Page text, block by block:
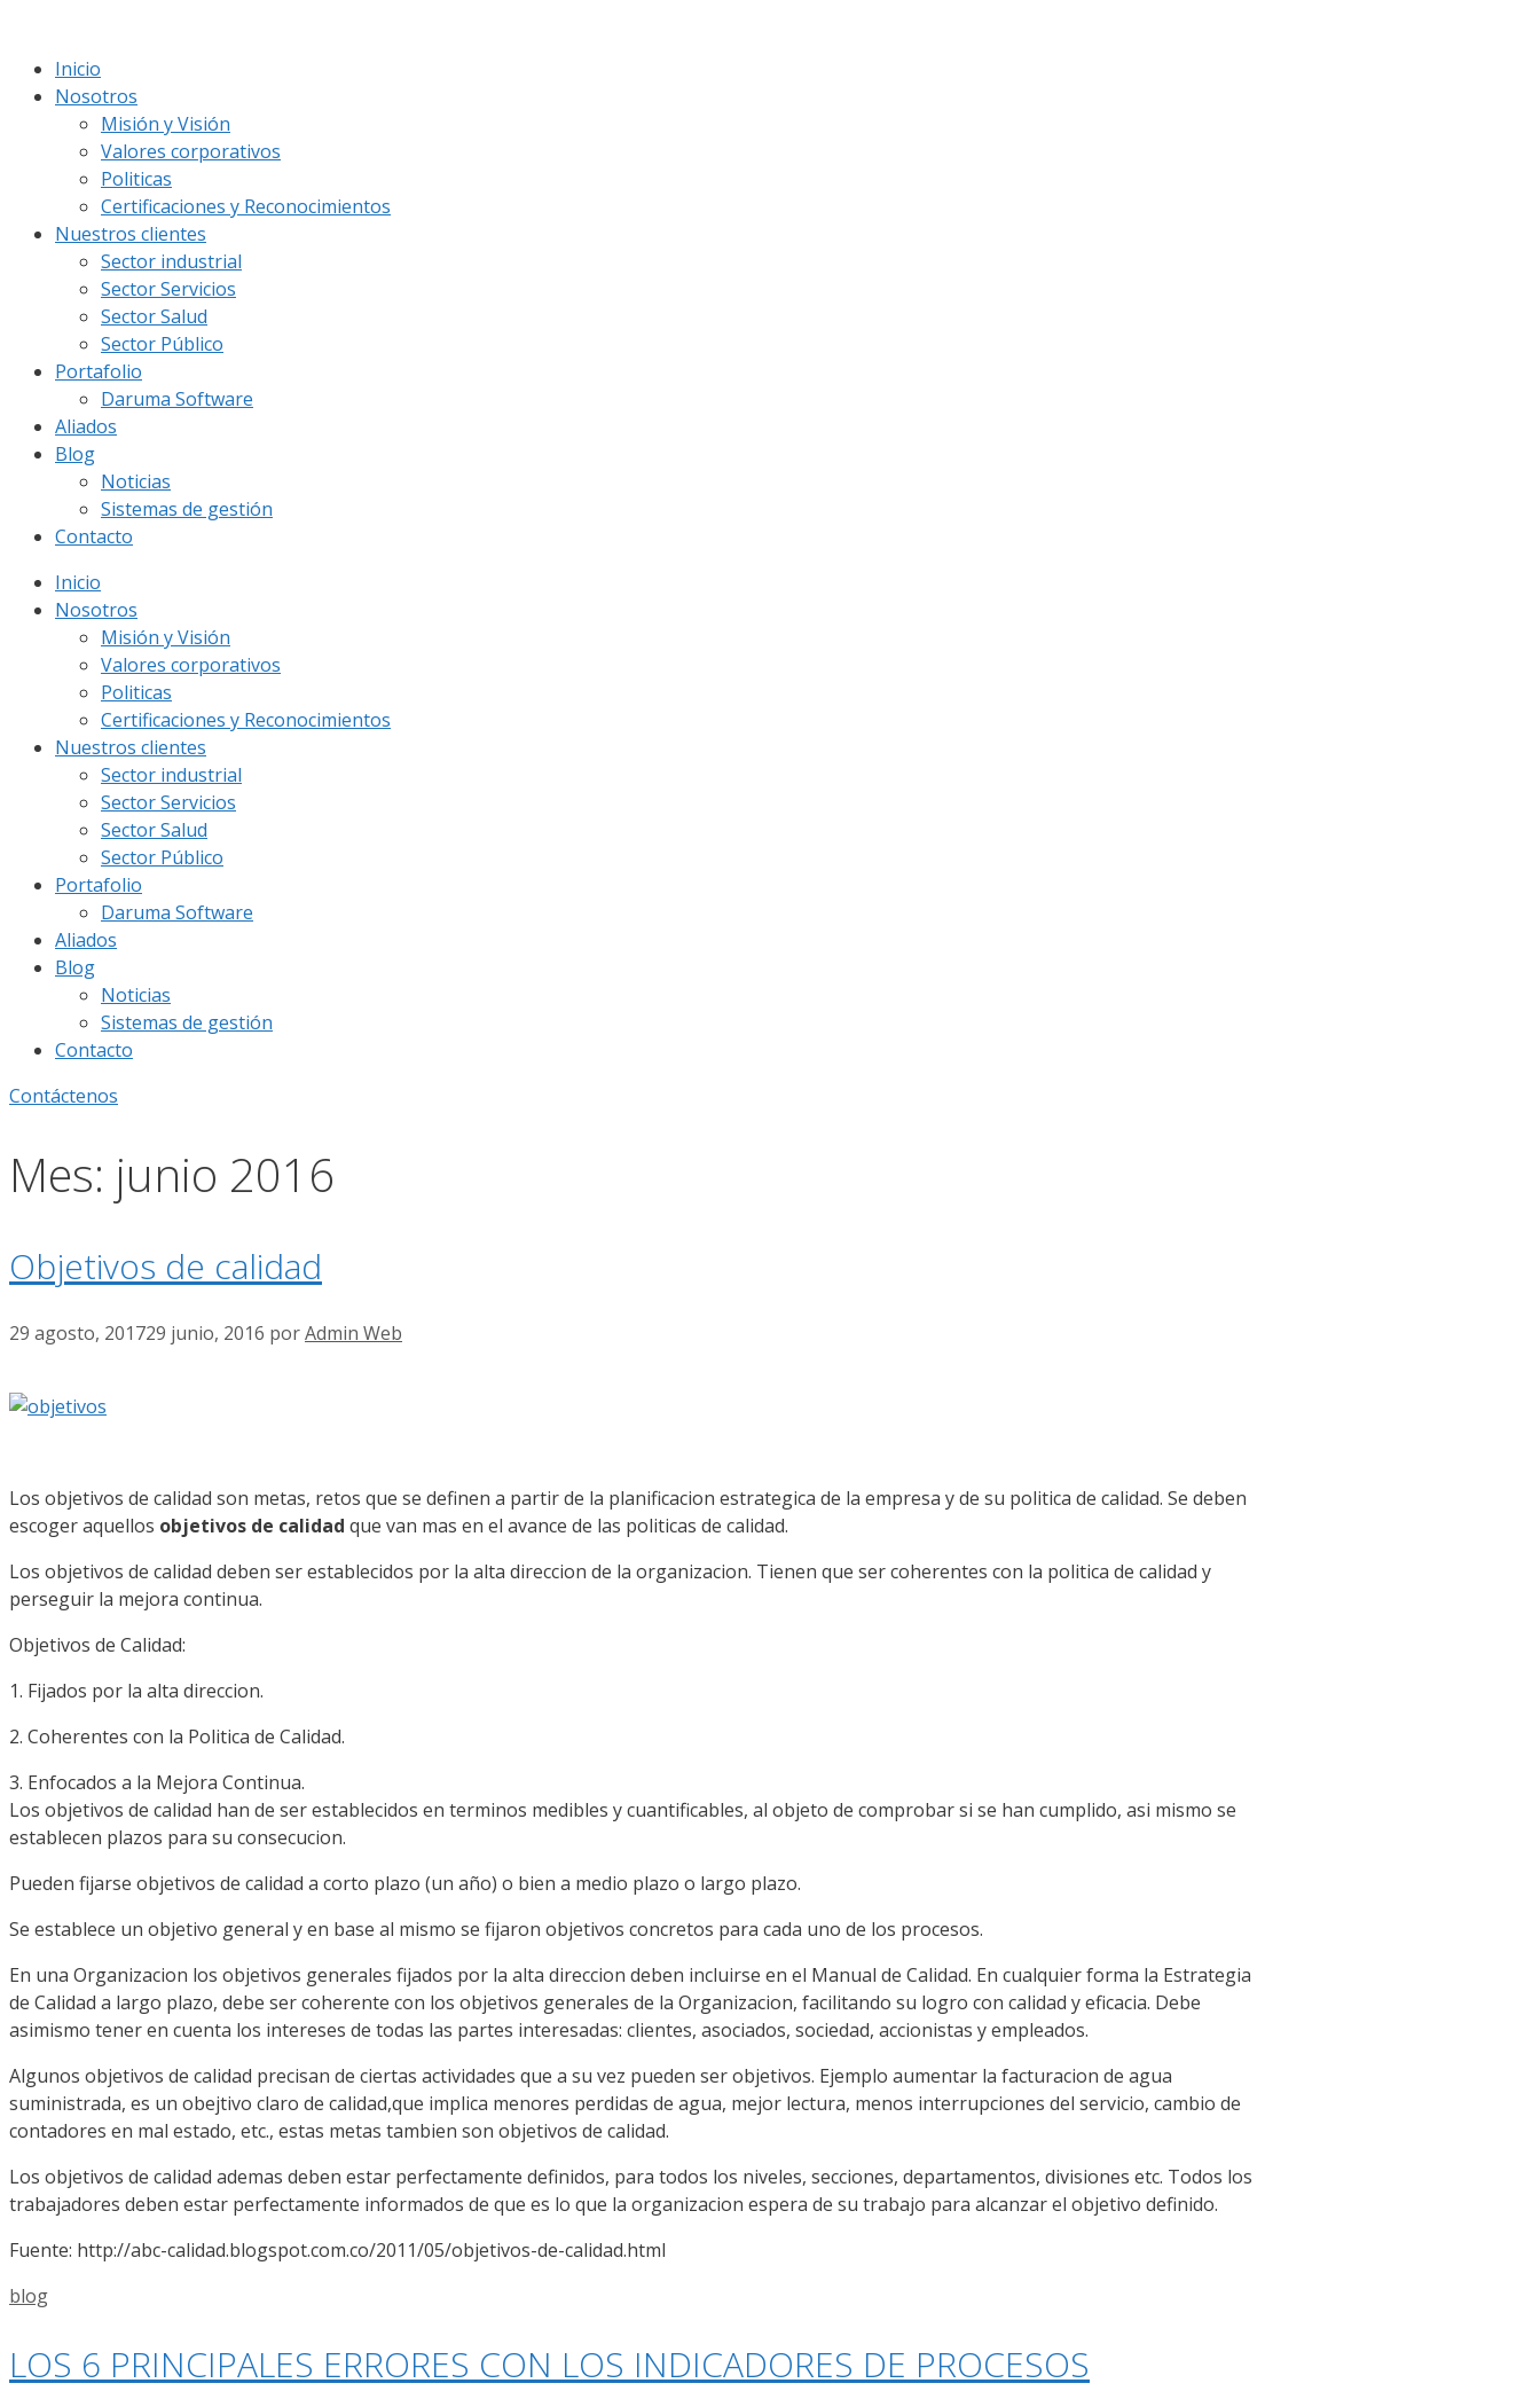
contenido
Inicio
Nosotros
Misión y Visión
Valores corporativos
Politicas
Certificaciones y Reconocimientos
Nuestros clientes
Sector industrial
Sector Servicios
Sector Salud
Sector Público
Portafolio
Daruma Software
Aliados
Blog
Noticias
Sistemas de gestión
Contacto
Inicio
Nosotros
Misión y Visión
Valores corporativos
Politicas
Certificaciones y Reconocimientos
Nuestros clientes
Sector industrial
Sector Servicios
Sector Salud
Sector Público
Portafolio
Daruma Software
Aliados
Blog
Noticias
Sistemas de gestión
Contacto
Contáctenos
Mes: junio 2016
Objetivos de calidad
29 agosto, 201729 junio, 2016 porAdmin Web
Los objetivos de calidad son metas, retos que se definen a partir de la planificacion estrategica de la empresa y de su politica de calidad. Se deben
escoger aquellos objetivos de calidad que van mas en el avance de las politicas de calidad.
Los objetivos de calidad deben ser establecidos por la alta direccion de la organizacion. Tienen que ser coherentes con la politica de calidad y
perseguir la mejora continua.
Objetivos de Calidad:
1. Fijados por la alta direccion.
2. Coherentes con la Politica de Calidad.
3. Enfocados a la Mejora Continua.
Los objetivos de calidad han de ser establecidos en terminos medibles y cuantificables, al objeto de comprobar si se han cumplido, asi mismo se
establecen plazos para su consecucion.
Pueden fijarse objetivos de calidad a corto plazo (un año) o bien a medio plazo o largo plazo.
Se establece un objetivo general y en base al mismo se fijaron objetivos concretos para cada uno de los procesos.
En una Organizacion los objetivos generales fijados por la alta direccion deben incluirse en el Manual de Calidad. En cualquier forma la Estrategia
de Calidad a largo plazo, debe ser coherente con los objetivos generales de la Organizacion, facilitando su logro con calidad y eficacia. Debe
asimismo tener en cuenta los intereses de todas las partes interesadas: clientes, asociados, sociedad, accionistas y empleados.
Algunos objetivos de calidad precisan de ciertas actividades que a su vez pueden ser objetivos. Ejemplo aumentar la facturacion de agua
suministrada, es un obejtivo claro de calidad,que implica menores perdidas de agua, mejor lectura, menos interrupciones del servicio, cambio de
contadores en mal estado, etc., estas metas tambien son objetivos de calidad.
Los objetivos de calidad ademas deben estar perfectamente definidos, para todos los niveles, secciones, departamentos, divisiones etc. Todos los
trabajadores deben estar perfectamente informados de que es lo que la organizacion espera de su trabajo para alcanzar el objetivo definido.
Fuente: http://abc-calidad.blogspot.com.co/2011/05/objetivos-de-calidad.html
Categorías
blog
LOS 6 PRINCIPALES ERRORES CON LOS INDICADORES DE PROCESOS